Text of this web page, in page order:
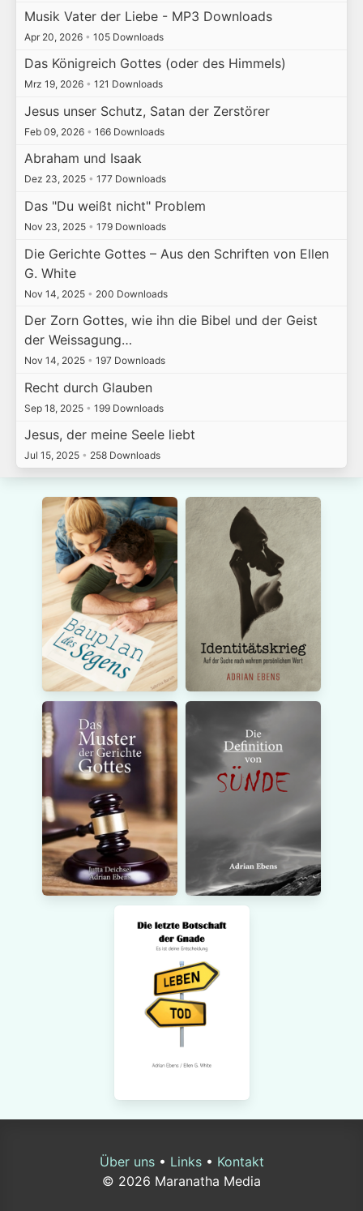
Musik Vater der Liebe - MP3 Downloads
Apr 20, 2026 • 105 Downloads
Das Königreich Gottes (oder des Himmels)
Mrz 19, 2026 • 121 Downloads
Jesus unser Schutz, Satan der Zerstörer
Feb 09, 2026 • 166 Downloads
Abraham und Isaak
Dez 23, 2025 • 177 Downloads
Das "Du weißt nicht" Problem
Nov 23, 2025 • 179 Downloads
Die Gerichte Gottes – Aus den Schriften von Ellen
G. White
Nov 14, 2025 • 200 Downloads
Der Zorn Gottes, wie ihn die Bibel und der Geist
der Weissagung…
Nov 14, 2025 • 197 Downloads
Recht durch Glauben
Sep 18, 2025 • 199 Downloads
Jesus, der meine Seele liebt
Jul 15, 2025 • 258 Downloads
Über uns• Links• Kontakt
© 2026 Maranatha Media